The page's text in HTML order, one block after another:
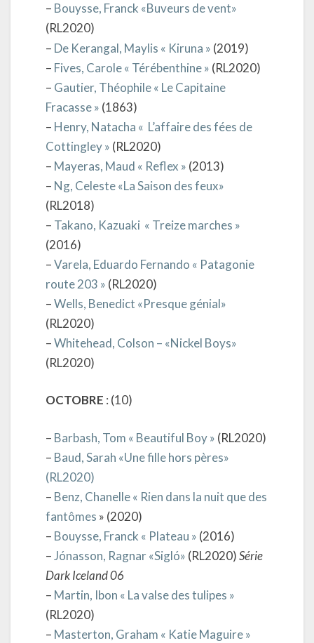
– Bouysse, Franck «Buveurs de vent»
(RL2020)
– De Kerangal, Maylis « Kiruna » (2019)
– Fives, Carole « Térébenthine » (RL2020)
– Gautier, Théophile « Le Capitaine
Fracasse » (1863)
– Henry, Natacha « L’affaire des fées de
Cottingley » (RL2020)
– Mayeras, Maud « Reflex » (2013)
– Ng, Celeste «La Saison des feux»
(RL2018)
– Takano, Kazuaki « Treize marches »
(2016)
–Varela, Eduardo Fernando « Patagonie
route 203 » (RL2020)
–Wells, Benedict «Presque génial»
(RL2020)
–Whitehead, Colson – «Nickel Boys»
(RL2020)
OCTOBRE : (10)
– Barbash, Tom « Beautiful Boy » (RL2020)
– Baud, Sarah «Une fille hors pères»
(RL2020)
– Benz, Chanelle « Rien dans la nuit que des
fantômes » (2020)
– Bouysse, Franck « Plateau » (2016)
–Jónasson, Ragnar «Sigló» (RL2020)Série
Dark Iceland 06
– Martin, Ibon « La valse des tulipes »
(RL2020)
– Masterton, Graham « Katie Maguire »